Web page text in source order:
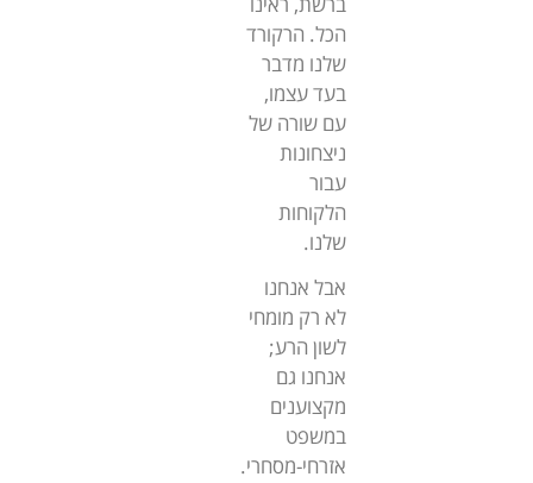
הכל. הרקורד
שלנו מדבר
בעד עצמו,
עם שורה של
ניצחונות
עבור
הלקוחות
שלנו.
אבל אנחנו
לא רק מומחי
לשון הרע;
אנחנו גם
מקצוענים
במשפט
אזרחי-מסחרי.